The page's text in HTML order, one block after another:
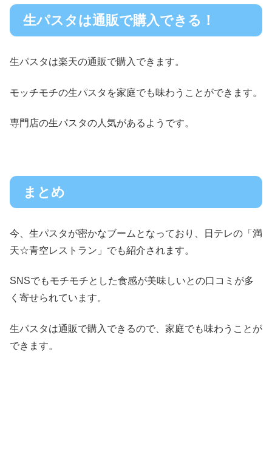
生パスタは通販で購入できる！
生パスタは楽天の通販で購入できます。
モッチモチの生パスタを家庭でも味わうことができます。
専門店の生パスタの人気があるようです。
まとめ
今、生パスタが密かなブームとなっており、日テレの「満
天☆青空レストラン」でも紹介されます。
SNSでもモチモチとした食感が美味しいとの口コミが多
く寄せられています。
生パスタは通販で購入できるので、家庭でも味わうことが
できます。